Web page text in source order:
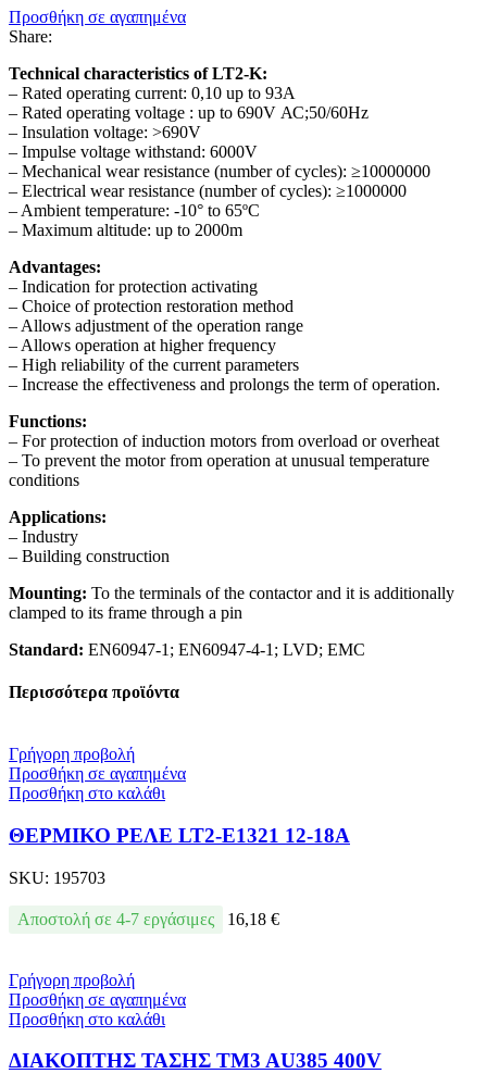
Προσθήκη σε αγαπημένα
Share:
Technical characteristics of LT2-K:
– Rated operating current: 0,10 up to 93А
– Rated operating voltage : up to 690V АС;50/60Hz
– Insulation voltage: >690V
– Impulse voltage withstand: 6000V
– Mechanical wear resistance (number of cycles): ≥10000000
– Electrical wear resistance (number of cycles): ≥1000000
– Ambient temperature: -10° to 65ºС
– Maximum altitude: up to 2000m
Advantages:
– Indication for protection activating
– Choice of protection restoration method
– Allows adjustment of the operation range
– Allows operation at higher frequency
– High reliability of the current parameters
– Increase the effectiveness and prolongs the term of operation.
Functions:
– For protection of induction motors from overload or overheat
– To prevent the motor from operation at unusual temperature
conditions
Applications:
– Industry
– Building construction
Моunting: To the terminals of the contactor and it is additionally
clamped to its frame through a pin
Standard: EN60947-1; EN60947-4-1; LVD; EMC
Περισσότερα προϊόντα
Γρήγορη προβολή
Προσθήκη σε αγαπημένα
Προσθήκη στο καλάθι
ΘΕΡΜΙΚΟ ΡΕΛΕ LT2-E1321 12-18A
SKU: 195703
Αποστολή σε 4-7 εργάσιμες 16,18 €
Γρήγορη προβολή
Προσθήκη σε αγαπημένα
Προσθήκη στο καλάθι
ΔΙΑΚΟΠΤΗΣ ΤΑΣΗΣ TM3 AU385 400V